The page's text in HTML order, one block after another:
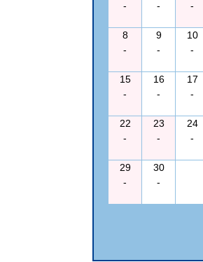
-
-
-
8
-
9
-
10
-
15
-
16
-
17
-
22
-
23
-
24
-
29
-
30
-